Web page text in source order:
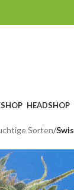
HEADSHOP
Sorten/